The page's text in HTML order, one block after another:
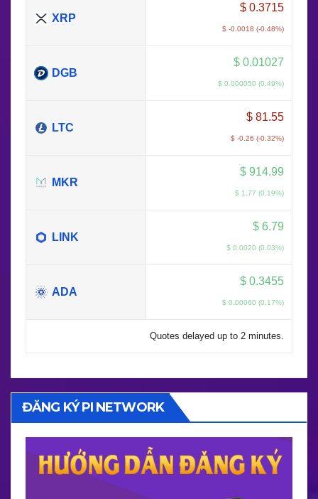
XRP
$0.3715
$ -0.0018 (-0.48%)
DGB
$0.01027
$ 0.000050 (0.49%)
LTC
$81.55
$ -0.26 (-0.32%)
MKR
$914.99
$ 1.77 (0.19%)
LINK
$6.79
$ 0.0020 (0.03%)
ADA
$0.3455
$ 0.00060 (0.17%)
Quotes delayed up to 2 minutes.
ĐĂNG KÝ PI NETWORK